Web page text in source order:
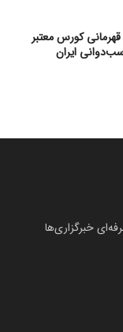
کورس معتبر
ایران
خبرگزاری‌ها